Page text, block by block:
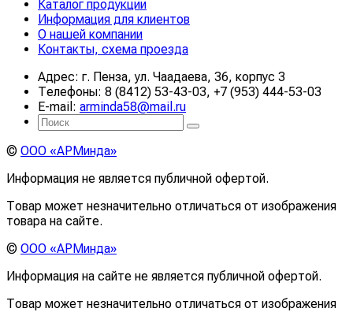
Каталог продукции
Информация для клиентов
О нашей компании
Контакты, схема проезда
Адрес: г. Пенза, ул. Чаадаева, 36, корпус 3
Телефоны: 8 (8412) 53-43-03, +7 (953) 444-53-03
E-mail: arminda58@mail.ru
© ООО «АРМинда»
Информация не является публичной офертой.
Товар может незначительно отличаться от изображения
товара на сайте.
© ООО «АРМинда»
Информация на сайте не является публичной офертой.
Товар может незначительно отличаться от изображения